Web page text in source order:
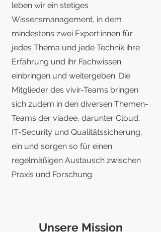
leben wir ein stetiges
Wissensmanagement, in dem
mindestens zwei Expert:innen für
jedes Thema und jede Technik ihre
Erfahrung und ihr Fachwissen
einbringen und weitergeben. Die
Mitglieder des vivir-Teams bringen
sich zudem in den diversen Themen-
Teams der viadee, darunter Cloud,
IT-Security und Qualitätssicherung,
ein und sorgen so für einen
regelmäßigen Austausch zwischen
Praxis und Forschung.
Unsere Mission